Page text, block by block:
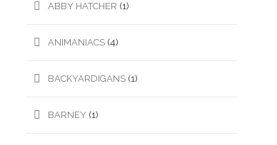
ABBY HATCHER (1)
ANIMANIACS (4)
BACKYARDIGANS (1)
BARNEY (1)